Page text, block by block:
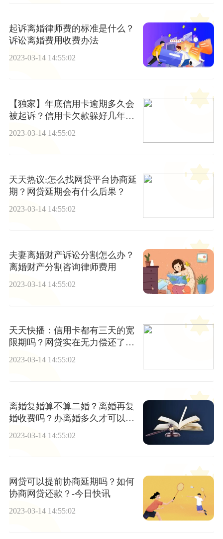
起诉离婚律师费的标准是什么？
诉讼离婚费用收费办法
2023-03-14 14:55:02
【独家】年底信用卡逾期多久会
被起诉？信用卡欠款躲好几年怎
么办？
2023-03-14 14:55:02
天天热议:怎么找网贷平台协商延
期？网贷延期会有什么后果？
2023-03-14 14:55:02
夫妻离婚财产诉讼分割怎么办？
离婚财产分割咨询律师费用
2023-03-14 14:55:02
天天快播：信用卡都有三天的宽
限期吗？网贷实在无力偿还了怎
么办？
2023-03-14 14:55:02
离婚复婚算不算二婚？离婚再复
婚收费吗？办离婚多久才可以复
2023-03-14 14:55:02
网贷可以提前协商延期吗？如何
协商网贷还款？-今日快讯
2023-03-14 14:55:02